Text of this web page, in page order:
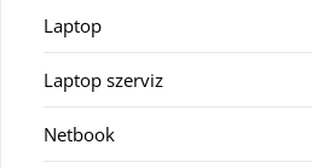
Laptop
Laptop szerviz
Netbook